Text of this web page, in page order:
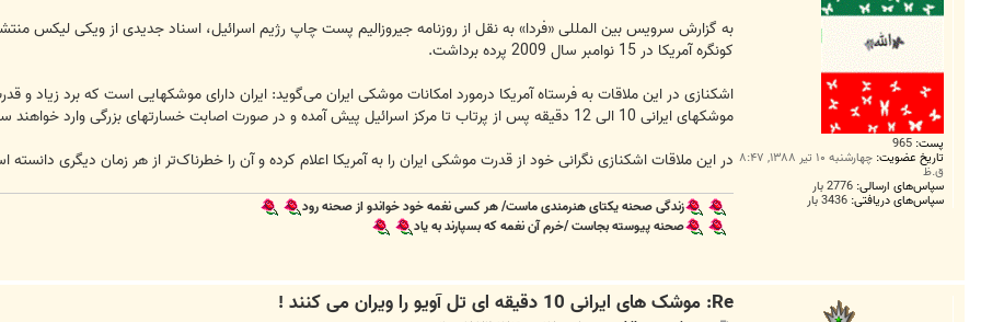
پست: 965
تاریخ عضویت: چهارشنبه ۱۰ تیر ۱۳۸۸, ۸:۴۷
ق.ظ
سپاس‌های ارسالی: 2776 بار
سپاس‌های دریافتی: 3436 بار
به گزارش سرویس بین المللی «فردا» به نقل از روزنامه جیروزالیم پست چاپ رژیم اسرائیل، اسناد جدیدی از ویکی لیکس
کونگره آمریکا در 15 نوامبر سال 2009 پرده برداشت.
اشکنازی در این ملاقات به فرستاه آمریکا درمورد امکانات موشکی ایران می‌گوید: ایران دارای موشکهایی است که برد زیاد
موشکهای ایرانی 10 الی 12 دقیقه پس از پرتاب تا مرکز اسرائیل پیش آمده و در صورت اصابت خسارتهای بزرگی وارد خواهند ساخت.
در این ملاقات اشکنازی نگرانی خود از قدرت موشکی ایران را به آمریکا اعلام کرده و آن را خطرناک‌تر از هر زمان دیگری
زندگی صحنه یکتای هنرمندی ماست/ هر کسی نغمه خود خواندو از صحنه رود
صحنه پیوسته بجاست /خرم آن نغمه که بسپارند به یاد
Re: موشک های ایرانی 10 دقیقه ای تل آویو را ویران می کنند !